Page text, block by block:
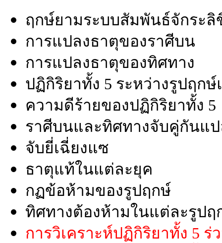
ฤกษ์ยามระบบสัมพันธ์จักระลิ
การแปลงธาตุของราศีบน
การแปลงธาตุของทิศทาง
ปฏิกิริยาทั้ง 5 ระหว่างรูปฤก
ความดีร้ายของปฏิกิริยาทั้ง 5
ราศีบนและทิศทางจับคู่กันแ
จับยี่เฉี่ยงแซ
ธาตุแท้ในแต่ละยุค
กฏข้อห้ามของรูปฤกษ์
ทิศทางต้องห้ามในแต่ละรูปฤ
การวิเคราะห์ปฏิกิริยาทั้ง 5